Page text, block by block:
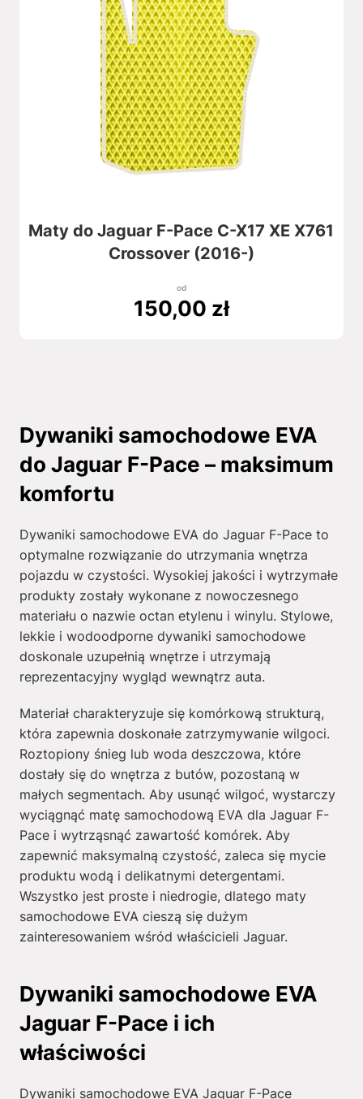
Maty do Jaguar F-Pace C-X17 XE X761
Crossover (2016-)
od
150,00 zł
Dywaniki samochodowe EVA
do Jaguar F-Pace – maksimum
komfortu
Dywaniki samochodowe EVA do Jaguar F-Pace to
optymalne rozwiązanie do utrzymania wnętrza
pojazdu w czystości. Wysokiej jakości i wytrzymałe
produkty zostały wykonane z nowoczesnego
materiału o nazwie octan etylenu i winylu. Stylowe,
lekkie i wodoodporne dywaniki samochodowe
doskonale uzupełnią wnętrze i utrzymają
reprezentacyjny wygląd wewnątrz auta.
Materiał charakteryzuje się komórkową strukturą,
która zapewnia doskonałe zatrzymywanie wilgoci.
Roztopiony śnieg lub woda deszczowa, które
dostały się do wnętrza z butów, pozostaną w
małych segmentach. Aby usunąć wilgoć, wystarczy
wyciągnąć matę samochodową EVA dla Jaguar F-
Pace i wytrząsnąć zawartość komórek. Aby
zapewnić maksymalną czystość, zaleca się mycie
produktu wodą i delikatnymi detergentami.
Wszystko jest proste i niedrogie, dlatego maty
samochodowe EVA cieszą się dużym
zainteresowaniem wśród właścicieli Jaguar.
Dywaniki samochodowe EVA
Jaguar F-Pace i ich
właściwości
Dywaniki samochodowe EVA Jaguar F-Pace